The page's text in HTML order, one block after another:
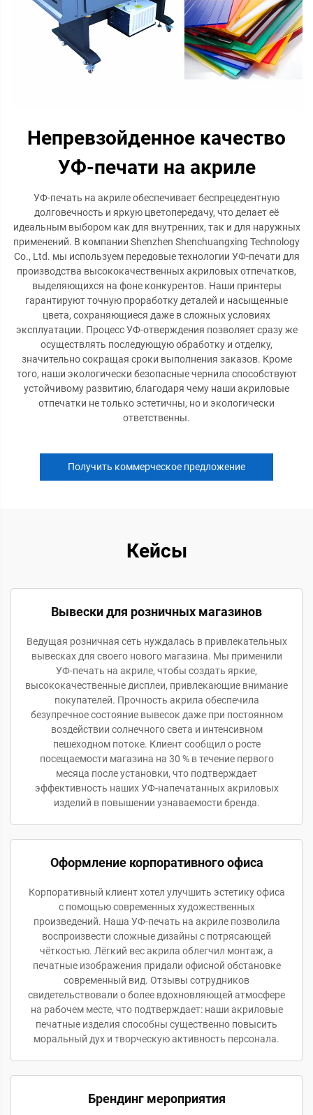
Непревзойденное качество
УФ-печати на акриле
УФ-печать на акриле обеспечивает беспрецедентную
долговечность и яркую цветопередачу, что делает её
идеальным выбором как для внутренних, так и для наружных
применений. В компании Shenzhen Shenchuangxing Technology
Co., Ltd. мы используем передовые технологии УФ-печати для
производства высококачественных акриловых отпечатков,
выделяющихся на фоне конкурентов. Наши принтеры
гарантируют точную проработку деталей и насыщенные
цвета, сохраняющиеся даже в сложных условиях
эксплуатации. Процесс УФ-отверждения позволяет сразу же
осуществлять последующую обработку и отделку,
значительно сокращая сроки выполнения заказов. Кроме
того, наши экологически безопасные чернила способствуют
устойчивому развитию, благодаря чему наши акриловые
отпечатки не только эстетичны, но и экологически
ответственны.
Получить коммерческое предложение
Кейсы
Вывески для розничных магазинов
Ведущая розничная сеть нуждалась в привлекательных
вывесках для своего нового магазина. Мы применили
УФ-печать на акриле, чтобы создать яркие,
высококачественные дисплеи, привлекающие внимание
покупателей. Прочность акрила обеспечила
безупречное состояние вывесок даже при постоянном
воздействии солнечного света и интенсивном
пешеходном потоке. Клиент сообщил о росте
посещаемости магазина на 30 % в течение первого
месяца после установки, что подтверждает
эффективность наших УФ-напечатанных акриловых
изделий в повышении узнаваемости бренда.
Оформление корпоративного офиса
Корпоративный клиент хотел улучшить эстетику офиса
с помощью современных художественных
произведений. Наша УФ-печать на акриле позволила
воспроизвести сложные дизайны с потрясающей
чёткостью. Лёгкий вес акрила облегчил монтаж, а
печатные изображения придали офисной обстановке
современный вид. Отзывы сотрудников
свидетельствовали о более вдохновляющей атмосфере
на рабочем месте, что подтверждает: наши акриловые
печатные изделия способны существенно повысить
моральный дух и творческую активность персонала.
Брендинг мероприятия